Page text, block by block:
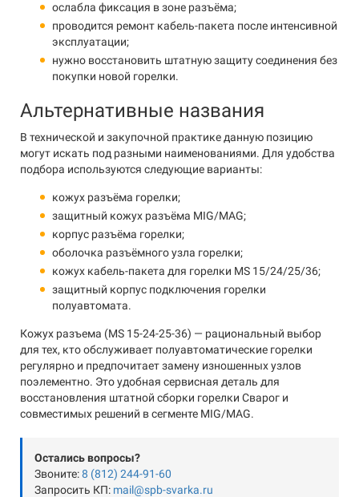
ослабла фиксация в зоне разъёма;
проводится ремонт кабель-пакета после интенсивной
эксплуатации;
нужно восстановить штатную защиту соединения без
покупки новой горелки.
Альтернативные названия
В технической и закупочной практике данную позицию
могут искать под разными наименованиями. Для удобства
подбора используются следующие варианты:
кожух разъёма горелки;
защитный кожух разъёма MIG/MAG;
корпус разъёма горелки;
оболочка разъёмного узла горелки;
кожух кабель-пакета для горелки MS 15/24/25/36;
защитный корпус подключения горелки
полуавтомата.
Кожух разъема (MS 15-24-25-36) — рациональный выбор
для тех, кто обслуживает полуавтоматические горелки
регулярно и предпочитает замену изношенных узлов
поэлементно. Это удобная сервисная деталь для
восстановления штатной сборки горелки Сварог и
совместимых решений в сегменте MIG/MAG.
Остались вопросы?
Звоните:8 (812) 244-91-60
Запросить КП: mail@spb-svarka.ru